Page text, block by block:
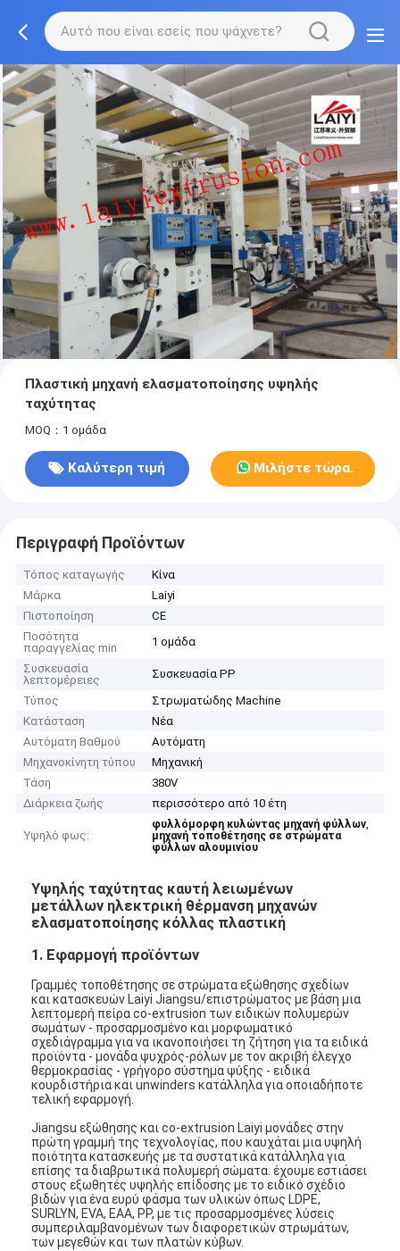
Πλαστική μηχανή ελασματοποίησης υψηλής
ταχύτητας
MOQ：1 ομάδα
Καλύτερη τιμή Μιλήστε τώρα.
Περιγραφή Προϊόντων
Τόπος καταγωγής
Κίνα
Μάρκα
Laiyi
Πιστοποίηση
CE
Ποσότητα
παραγγελίας min
1 ομάδα
Συσκευασία
λεπτομέρειες
Συσκευασία PP
Τύπος
Στρωματώδης Machine
Κατάσταση
Νέα
Αυτόματη Βαθμού
Αυτόματη
Μηχανοκίνητη τύπου
Μηχανική
Τάση
380V
Διάρκεια ζωής
περισσότερο από 10 έτη
Υψηλό φως:
φυλλόμορφη κυλώντας μηχανή φύλλων,
μηχανή τοποθέτησης σε στρώματα
φύλλων αλουμινίου
Υψηλής ταχύτητας καυτή λειωμένων
μετάλλων ηλεκτρική θέρμανση μηχανών
ελασματοποίησης κόλλας πλαστική
1. Εφαρμογή προϊόντων
Γραμμές τοποθέτησης σε στρώματα εξώθησης σχεδίων
και κατασκευών Laiyi Jiangsu/επιστρώματος με βάση μια
λεπτομερή πείρα co-extrusion των ειδικών πολυμερών
σωμάτων - προσαρμοσμένο και μορφωματικό
σχεδιάγραμμα για να ικανοποιήσει τη ζήτηση για τα ειδικά
προϊόντα - μονάδα ψυχρός-ρόλων με τον ακριβή έλεγχο
θερμοκρασίας - γρήγορο σύστημα ψύξης - ειδικά
κουρδιστήρια και unwinders κατάλληλα για οποιαδήποτε
τελική εφαρμογή.
Jiangsu εξώθησης και co-extrusion Laiyi μονάδες στην
πρώτη γραμμή της τεχνολογίας, που καυχάται μια υψηλή
ποιότητα κατασκευής με τα συστατικά κατάλληλα για
επίσης τα διαβρωτικά πολυμερή σώματα. έχουμε εστιάσει
στους εξωθητές υψηλής επίδοσης με το ειδικό σχέδιο
βιδών για ένα ευρύ φάσμα των υλικών όπως LDPE,
SURLYN, EVA, EAA, PP, με τις προσαρμοσμένες λύσεις
συμπεριλαμβανομένων των διαφορετικών στρωμάτων,
των μεγεθών και των πλατών κύβων.